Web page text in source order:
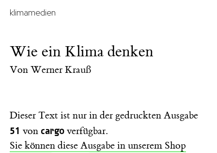
klimamedien
Wie ein Klima denken
Von Werner Krauß
Dieser Text ist nur in der gedruckten Ausgabe
51 von cargo verfügbar.
Sie können diese Ausgabe in unserem Shop